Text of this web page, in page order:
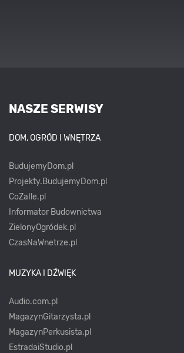
NASZE SERWISY
DOM, OGRÓD I WNĘTRZA
BudujemyDom.pl
Projekty.BudujemyDom.pl
CoZaIle.pl
Informator Budownictwa
ZielonyOgródek.pl
CzasNaWnetrze.pl
MUZYKA I DŹWIĘK
Audio.com.pl
MagazynGitarzysta.pl
MagazynPerkusista.pl
EstradaiStudio.pl